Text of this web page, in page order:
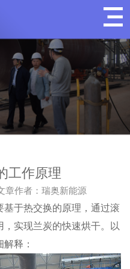
工作原理
章作者：瑞奥新能源
基于热交换的原理，通过滚
实现兰炭的快速烘干。以
释：